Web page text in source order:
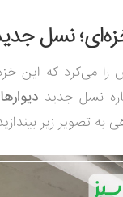
نسل
می‌کرد که این
نسل جدید
به تصویر زیر